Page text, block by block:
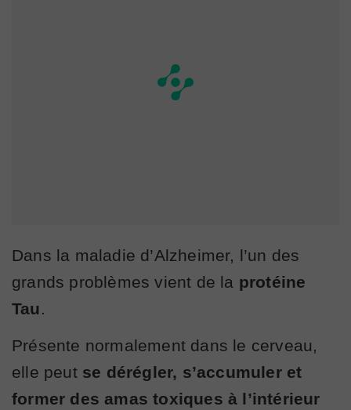
Dans la maladie d’Alzheimer, l’un des
grands problèmes vient de la protéine
Tau.
Présente normalement dans le cerveau,
elle peut se dérégler, s’accumuler et
former des amas toxiques à l’intérieur